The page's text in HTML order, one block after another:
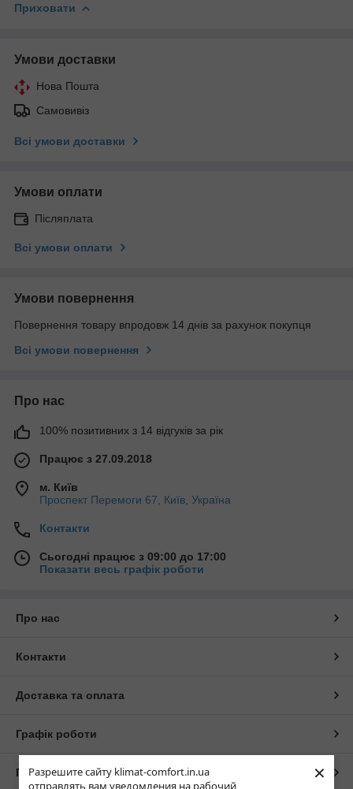
Разрешите сайту klimat-comfort.in.ua
отправлять вам уведомления на рабочий
×
Приховати
Умови доставки
Нова Пошта
Самовивіз
Всі умови доставки
Умови оплати
Післяплата
Всі умови оплати
Умови повернення
Повернення товару впродовж 14 днів за рахунок покупця
Всі умови повернення
Про нас
100% позитивних з 14 відгуків за рік
Працює з 27.09.2018
м. Київ
Проспект Перемоги 67, Київ, Україна
Контакти
Сьогодні працює з 09:00 до 17:00
Показати весь графік роботи
Про нас
Контакти
Доставка та оплата
Графік роботи
Повна версія сайту